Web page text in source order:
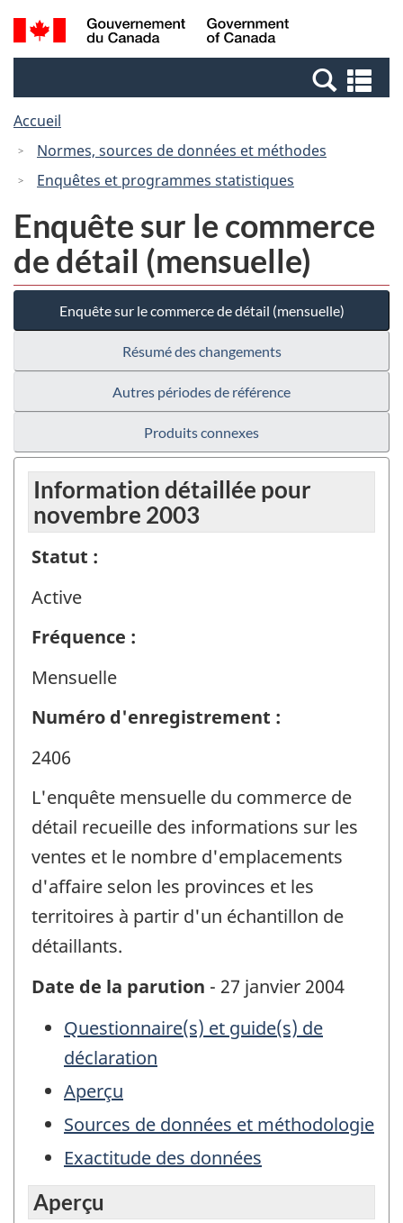
Passer
au
Passer
à
Canada
Recherche
et
et
Accueil
Normes, sources de données et méthodes
Enquêtes et programmes statistiques
Enquête sur le commerce
de détail (mensuelle)
Enquête sur le commerce de détail (mensuelle)
Résumé des changements
Autres périodes de référence
Produits connexes
Information détaillée pour
novembre 2003
Statut :
Active
Fréquence :
Mensuelle
Numéro d'enregistrement :
2406
L'enquête mensuelle du commerce de
détail recueille des informations sur les
ventes et le nombre d'emplacements
d'affaire selon les provinces et les
territoires à partir d'un échantillon de
détaillants.
Date de la parution - 27 janvier 2004
Questionnaire(s) et guide(s) de
déclaration
Aperçu
Sources de données et méthodologie
Exactitude des données
Aperçu